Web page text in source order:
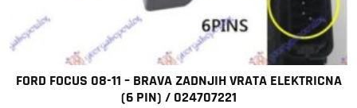
FORD FOCUS 08-11 – BRAVA ZADNJIH VRATA ELEKTRICNA
(6 PIN) / 024707221